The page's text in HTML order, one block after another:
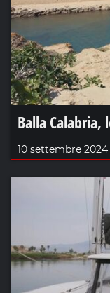
Balla
10 settembre 2024